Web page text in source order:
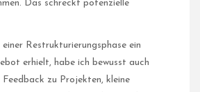
Das schreckt potenzielle
Restrukturierungsphase ein
erhielt, habe ich bewusst auch
Feedback zu Projekten, kleine